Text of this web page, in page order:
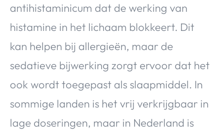
antihistaminicum dat de werking van
histamine in het lichaam blokkeert. Dit
kan helpen bij allergieën, maar de
sedatieve bijwerking zorgt ervoor dat het
ook wordt toegepast als slaapmiddel. In
sommige landen is het vrij verkrijgbaar in
lage doseringen, maar in Nederland is